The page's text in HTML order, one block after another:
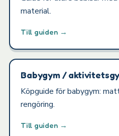
material.
Till guiden →
Babygym /
Köpguide för babygym:
rengöring.
Till guiden →